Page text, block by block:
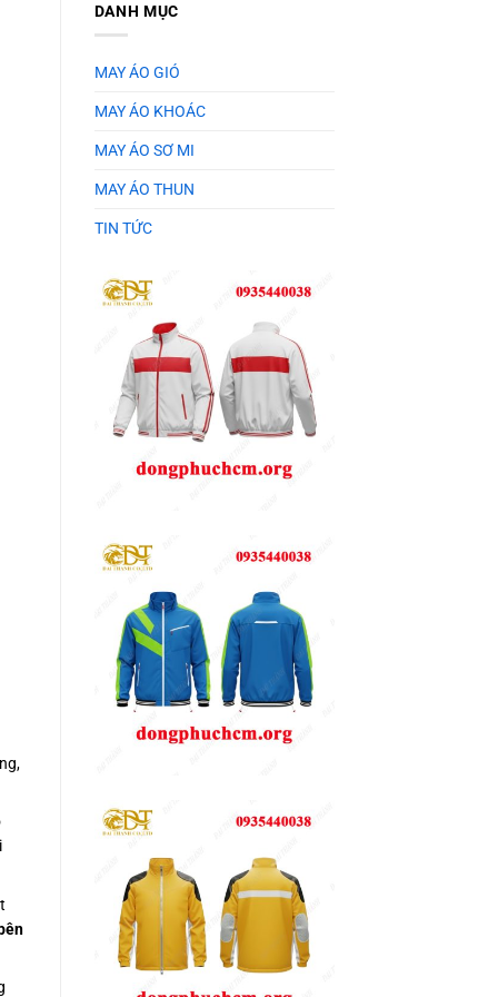
DANH MỤC
MAY ÁO GIÓ
MAY ÁO KHOÁC
MAY ÁO SƠ MI
MAY ÁO THUN
TIN TỨC